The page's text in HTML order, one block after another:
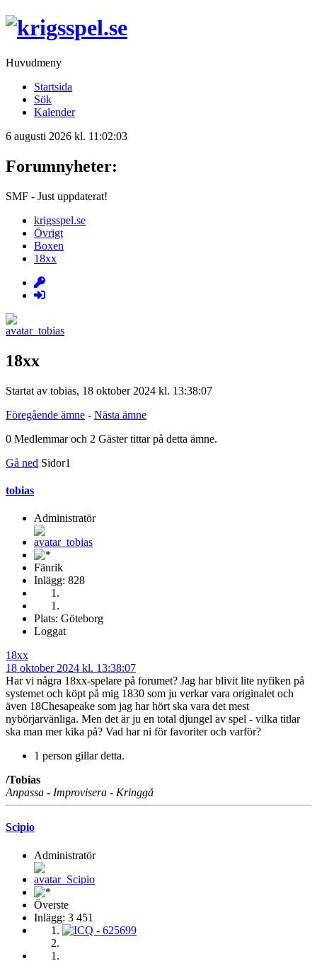
Huvudmeny
Startsida
Sök
Kalender
6 augusti 2026 kl. 11:02:03
Forumnyheter:
SMF - Just uppdaterat!
krigsspel.se
Övrigt
Boxen
18xx
18xx
Startat av tobias, 18 oktober 2024 kl. 13:38:07
Föregående ämne - Nästa ämne
0 Medlemmar och 2 Gäster tittar på detta ämne.
Gå ned Sidor1
tobias
Administratör
Fänrik
Inlägg: 828
Plats: Göteborg
Loggat
18xx
18 oktober 2024 kl. 13:38:07
Har vi några 18xx-spelare på forumet? Jag har blivit lite nyfiken på
systemet och köpt på mig 1830 som ju verkar vara originalet och
även 18Chesapeake som jag har hört ska vara det mest
nybörjarvänliga. Men det är ju en total djungel av spel - vilka titlar
ska man mer kika på? Vad har ni för favoriter och varför?
1 person gillar detta.
/Tobias
Anpassa - Improvisera - Kringgå
Scipio
Administratör
Överste
Inlägg: 3 451